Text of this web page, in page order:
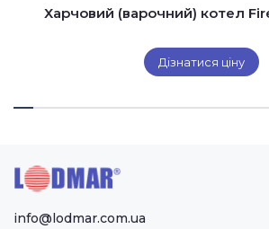
Харчовий (варочний) котел
Дізнатися ціну
info@lodmar.com.ua